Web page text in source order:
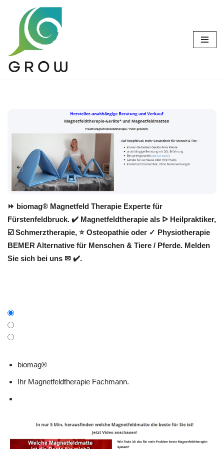
Zum
springen
⏩ biomag® Magnetfeld Therapie Experte für
Fürstenfeldbruck. ✔️ Magnetfeldtherapie als ᐅ Heilpraktiker,
☑️ Schmerztherapie, ⭐ Osteopathie oder ✓ Physiotherapie
BEMER Alternative für Menschen & Tiere / Pferde. Melden
Sie sich bei uns ✉ ✔️.
biomag®
Ihr Magnetfeldtherapie Fachmann.